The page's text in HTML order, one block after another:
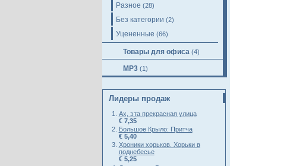
Разное (28)
Без категории (2)
Уцененные (66)
Товары для офиса (4)
MP3 (1)
Лидеры продаж
Ах, эта прекрасная улица
€ 7,35
Большое Крыло: Притча
€ 5,40
Хроники хорьков. Хорьки в
поднебесье
€ 5,25